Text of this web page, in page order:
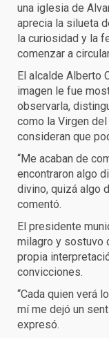
una iglesia de
aprecia la silueta
la curiosidad y la
comenzar a
El alcalde Alberto
imagen le fue
observarla,
como la Virgen
consideran que
“Me acaban de
encontraron algo
divino, quizá algo
comentó.
El presidente
milagro y sostuvo
propia
convicciones.
“Cada quien verá
mí me dejó un
expresó.